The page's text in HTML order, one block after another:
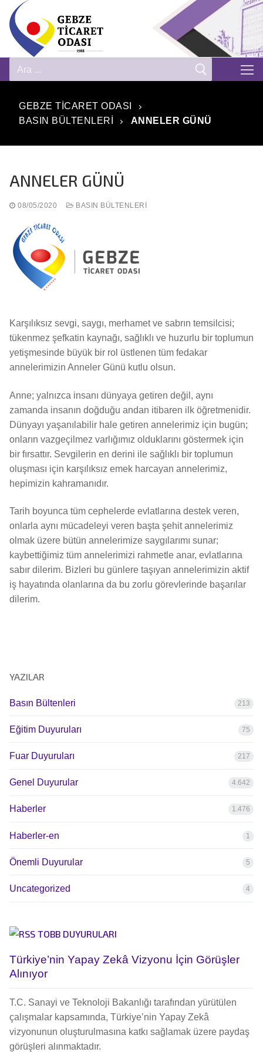
GEBZE TICARET ODASI
BASIN BÜLTENLERI
ANNELER GÜNÜ
ANNELER GÜNÜ
08/05/2020 BASIN BÜLTENLERI
Karşılıksız sevgi, saygı, merhamet ve sabrın temsilcisi;
tükenmez şefkatin kaynağı, sağlıklı ve huzurlu bir toplumun
yetişmesinde büyük bir rol üstlenen tüm fedakar
annelerimizin Anneler Günü kutlu olsun.
Anne; yalnızca insanı dünyaya getiren değil, aynı
zamanda insanın doğduğu andan itibaren ilk öğretmenidir.
Dünyayı yaşanılabilir hale getiren annelerimiz için bugün;
onların vazgeçilmez varlığımız olduklarını göstermek için
bir fırsattır. Sevgilerin en derini ile sağlıklı bir toplumun
oluşması için karşılıksız emek harcayan annelerimiz,
hepimizin kahramanıdır.
Tarih boyunca tüm cephelerde evlatlarına destek veren,
onlarla aynı mücadeleyi veren başta şehit annelerimiz
olmak üzere bütün annelerimize saygılarımı sunar;
kaybettiğimiz tüm annelerimizi rahmetle anar, evlatlarına
sabır dilerim. Bizleri bu günlere taşıyan annelerimizin aktif
iş hayatında olanlarına da bu zorlu görevlerinde başarılar
dilerim.
YAZILAR
Basın Bültenleri 213
Eğitim Duyuruları 75
Fuar Duyuruları 217
Genel Duyurular 4.642
Haberler 1.476
Haberler-en 1
Önemli Duyurular 5
Uncategorized 4
TOBB DUYURULARI
Türkiye’nin Yapay Zekâ Vizyonu İçin Görüşler
Alınıyor
T.C. Sanayi ve Teknoloji Bakanlığı tarafından yürütülen
çalışmalar kapsamında, Türkiye’nin Yapay Zekâ
vizyonunun oluşturulmasına katkı sağlamak üzere paydaş
görüşleri alınmaktadır.